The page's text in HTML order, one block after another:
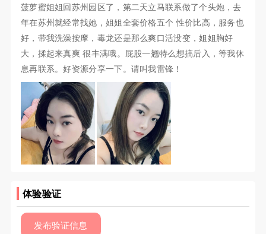
菠萝蜜姐姐回苏州园区了，第二天立马联系做了个头炮，去
年在苏州就经常找她，姐姐全套价格五个 性价比高，服务也
好，带我洗澡按摩，毒龙还是那么爽口活没变，姐姐胸好
大，揉起来真爽 很丰满哦。屁股一翘特么想搞后入，等我休
息再联系。好资源分享一下。请叫我雷锋！
体验验证
发布验证信息